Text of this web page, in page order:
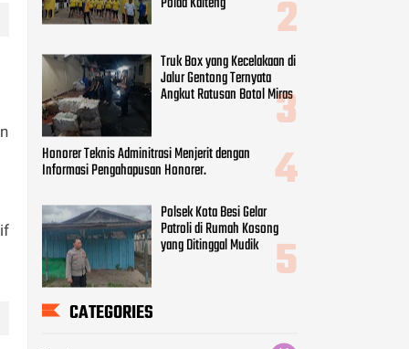
Polsek Kota Besi Gelar
Patroli di Rumah Kosong
CATEGORIES
Beauty (8)
Economy (9)
Education (4)
Election
(8)